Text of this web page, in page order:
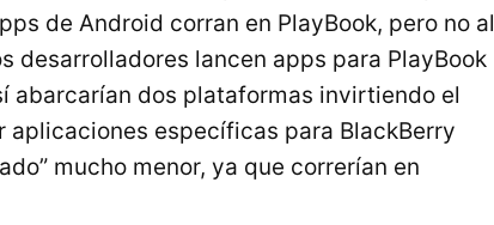
de Android corran en PlayBook, pero no al
desarrolladores lancen apps para PlayBook
abarcarían dos plataformas invirtiendo el
aplicaciones específicas para BlackBerry
mucho menor, ya que correrían en